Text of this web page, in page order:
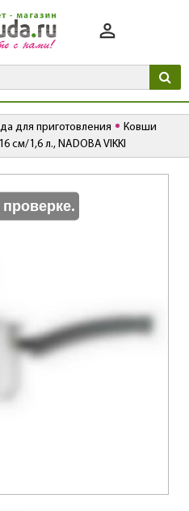
для приготовления
Ковши
см/1,6 л., NADOBA VIKKI